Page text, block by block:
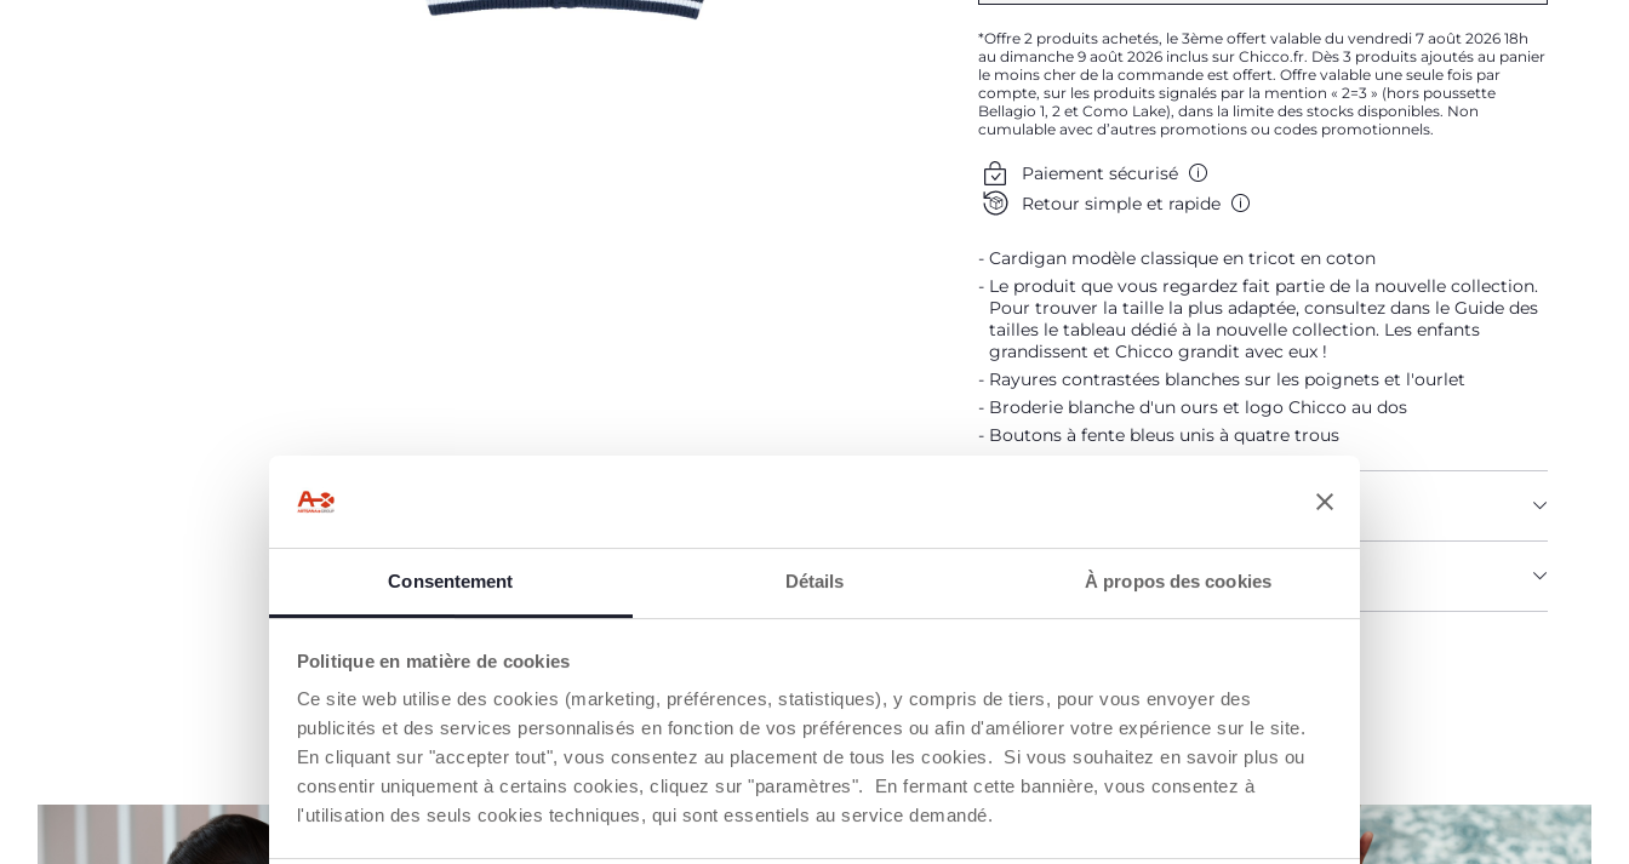
Consentement Détails À propos des cookies
Politique en matière de cookies
Ce site web utilise des cookies (marketing, préférences, statistiques), y compris de tiers, pour vous envoyer des
publicités et des services personnalisés en fonction de vos préférences ou afin d'améliorer votre expérience sur le site.
En cliquant sur "accepter tout", vous consentez au placement de tous les cookies. Si vous souhaitez en savoir plus ou
consentir uniquement à certains cookies, cliquez sur "paramètres". En fermant cette bannière, vous consentez à
l'utilisation des seuls cookies techniques, qui sont essentiels au service demandé.
Me prévenir
*Offre 2 produits achetés, le 3ème offert valable du vendredi 7 août 2026 18h
au dimanche 9 août 2026 inclus sur Chicco.fr. Dès 3 produits ajoutés au panier
le moins cher de la commande est offert. Offre valable une seule fois par
compte, sur les produits signalés par la mention « 2=3 » (hors poussette
Bellagio 1, 2 et Como Lake), dans la limite des stocks disponibles. Non
cumulable avec d’autres promotions ou codes promotionnels.
Paiement sécurisé
Retour simple et rapide
Cardigan modèle classique en tricot en coton
Le produit que vous regardez fait partie de la nouvelle collection.
Pour trouver la taille la plus adaptée, consultez dans le Guide des
tailles le tableau dédié à la nouvelle collection. Les enfants
grandissent et Chicco grandit avec eux !
Rayures contrastées blanches sur les poignets et l'ourlet
Broderie blanche d'un ours et logo Chicco au dos
Boutons à fente bleus unis à quatre trous
AVERTISSEMENTS ET INSTRUCTIONS
NOS RECOMMANDATIONS